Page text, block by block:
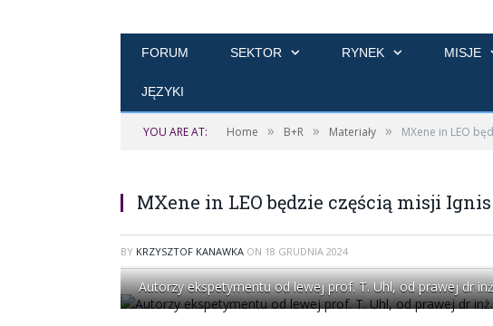
FORUM SEKTOR RYNEK MISJE
JĘZYKI
YOU ARE AT: Home » B+R » Materiały » MXene in LEO
MXene in LEO będzie częścią misji Ignis
BY KRZYSZTOF KANAWKA ON 18 GRUDNIA 2024
Autorzy ekspetymentu od lewej prof. T. Uhl, od prawej dr